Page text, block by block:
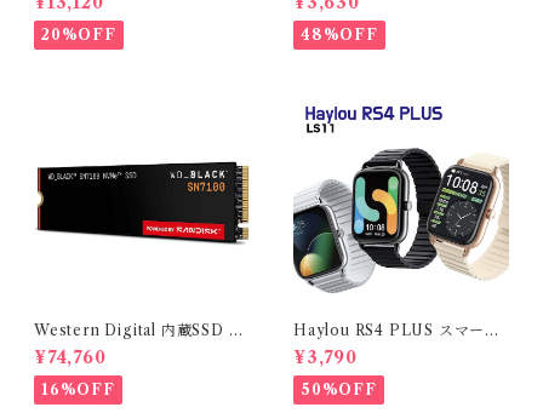
計 SND375 1/20クロノグラフ
日付、100m防水、方位ベゼル
海外モデル
20%OFF
-1メンズ 並行輸入品
48%OFF
Western Digital 内蔵SSD 2
TB WD Black SN7100 (読取
り最大 7,250MB/秒) M.2-22
80 NVMe WDS200T4X0E-
EC
¥74,760
16%OFF
Haylou RS4 PLUS スマート
ウォッチ LS11 日本語説明書付
本体セット Bluetooth 国内在
庫即納品 ( Xiaomi Haylou )
¥3,790
50%OFF